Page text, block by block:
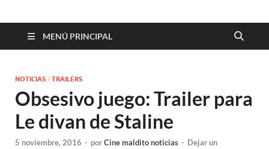
Cine maldito
MENÚ PRINCIPAL
NOTICIAS / TRAILERS
Obsesivo juego: Trailer para
Le divan de Staline
5 noviembre, 2016 - porCine maldito noticias - Dejar un